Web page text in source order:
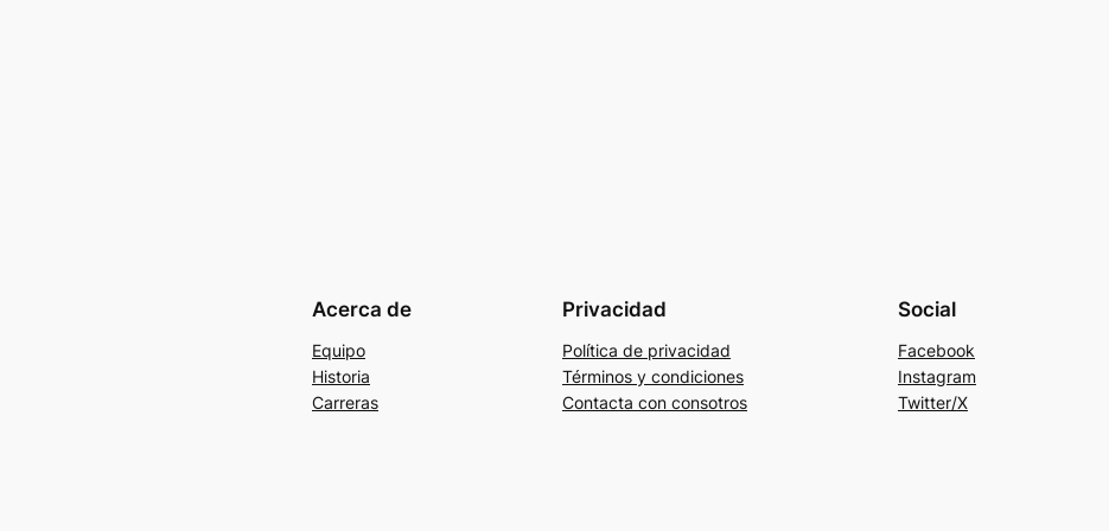
Acerca de
Equipo
Historia
Carreras
Privacidad
Política de privacidad
Términos y condiciones
Contacta con consotros
Social
Facebook
Instagram
Twitter/X